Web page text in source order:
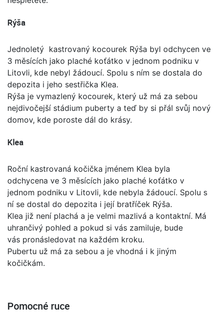
Rýša
Jednoletý kastrovaný kocourek Rýša byl odchycen ve
3 měsících jako plaché koťátko v jednom podniku v
Litovli, kde nebyl žádoucí. Spolu s ním se dostala do
depozita i jeho sestřička Klea.
Rýša je vymazlený kocourek, který už má za sebou
nejdivočejší stádium puberty a teď by si přál svůj nový
domov, kde poroste dál do krásy.
Klea
Roční kastrovaná kočička jménem Klea byla
odchycena ve 3 měsících jako plaché koťátko v
jednom podniku v Litovli, kde nebyla žádoucí. Spolu s
ní se dostal do depozita i její bratříček Rýša.
Klea již není plachá a je velmi mazlivá a kontaktní. Má
uhrančivý pohled a pokud si vás zamiluje, bude
vás pronásledovat na každém kroku.
Pubertu už má za sebou a je vhodná i k jiným
kočičkám.
Pomocné ruce